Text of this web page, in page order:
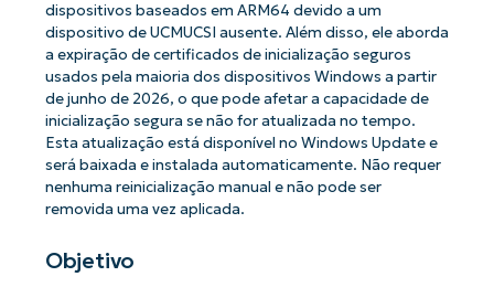
dispositivos baseados em ARM64 devido a um
dispositivo de UCMUCSI ausente. Além disso, ele aborda
a expiração de certificados de inicialização seguros
usados ​​pela maioria dos dispositivos Windows a partir
de junho de 2026, o que pode afetar a capacidade de
inicialização segura se não for atualizada no tempo.
Esta atualização está disponível no Windows Update e
será baixada e instalada automaticamente. Não requer
nenhuma reinicialização manual e não pode ser
removida uma vez aplicada.
Objetivo